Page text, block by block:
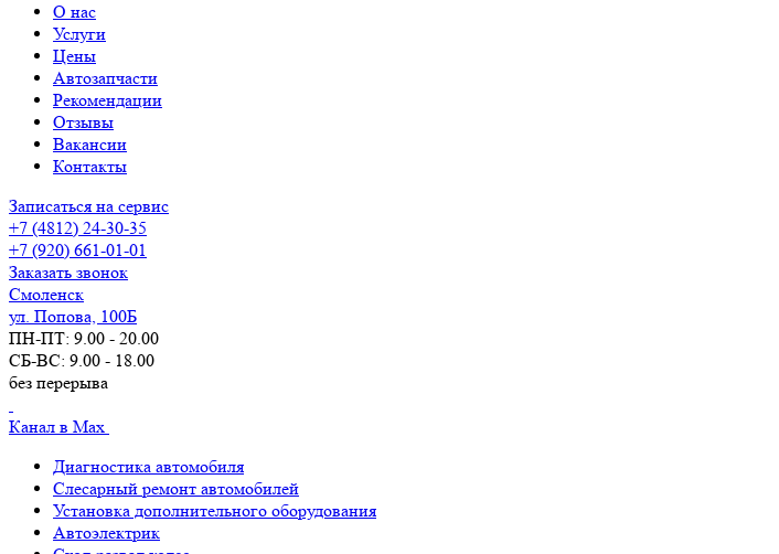
О нас
Услуги
Цены
Автозапчасти
Рекомендации
Отзывы
Вакансии
Контакты
Записаться на сервис
+7 (4812) 24-30-35
+7 (920) 661-01-01
Заказать звонок
Смоленск
ул. Попова, 100Б
ПН-ПТ: 9.00 - 20.00
СБ-ВС: 9.00 - 18.00
без перерыва
Канал в Max
Диагностика автомобиля
Слесарный ремонт автомобилей
Установка дополнительного оборудования
Автоэлектрик